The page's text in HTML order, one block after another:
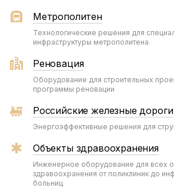
Метрополитен
Технологические решения для
инфраструктуры метрополитена
Реновация
Оборудование для строительных
программы реновации
Российские железные дороги
Энергоэффективные решения для
Объекты здравоохранения
Инженерное оборудование для всех
здравоохранения от поликлиник до
больниц